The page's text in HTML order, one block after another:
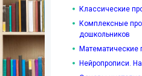
Классические
Комплексные
дошкольников
Математические
Нейропрописи.